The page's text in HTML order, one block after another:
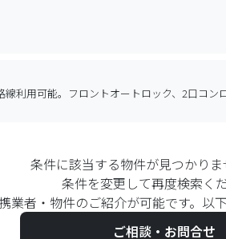
利用可能。フロントオートロック、2口コ
条件に該当する物件が見つかりま
条件を変更して再度検索くだ
業者・物件のご紹介が可能です。以
ご相談・お問合せ